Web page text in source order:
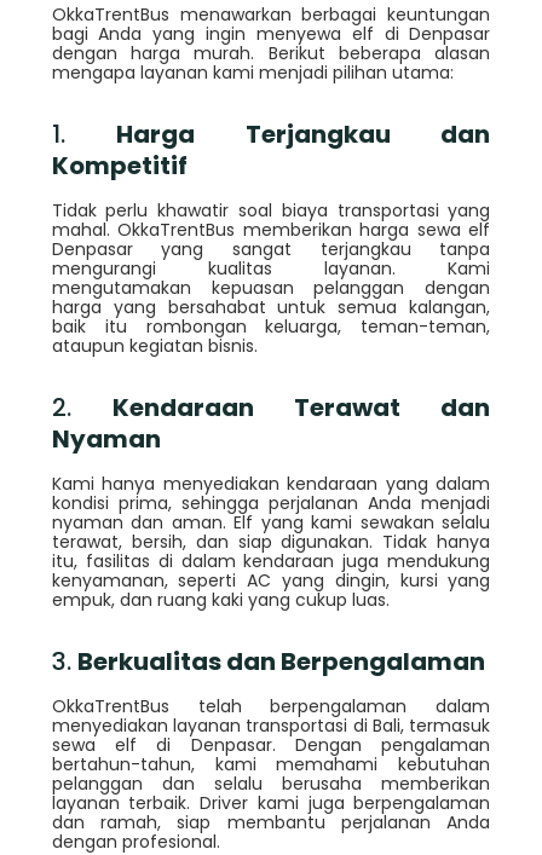
OkkaTrentBus menawarkan berbagai keuntungan
bagi Anda yang ingin menyewa elf di Denpasar
dengan harga murah. Berikut beberapa alasan
mengapa layanan kami menjadi pilihan utama:
1. Harga Terjangkau dan
Kompetitif
Tidak perlu khawatir soal biaya transportasi yang
mahal. OkkaTrentBus memberikan harga sewa elf
Denpasar yang sangat terjangkau tanpa
mengurangi kualitas layanan. Kami
mengutamakan kepuasan pelanggan dengan
harga yang bersahabat untuk semua kalangan,
baik itu rombongan keluarga, teman-teman,
ataupun kegiatan bisnis.
2. Kendaraan Terawat dan
Nyaman
Kami hanya menyediakan kendaraan yang dalam
kondisi prima, sehingga perjalanan Anda menjadi
nyaman dan aman. Elf yang kami sewakan selalu
terawat, bersih, dan siap digunakan. Tidak hanya
itu, fasilitas di dalam kendaraan juga mendukung
kenyamanan, seperti AC yang dingin, kursi yang
empuk, dan ruang kaki yang cukup luas.
3. Berkualitas dan Berpengalaman
OkkaTrentBus telah berpengalaman dalam
menyediakan layanan transportasi di Bali, termasuk
sewa elf di Denpasar. Dengan pengalaman
bertahun-tahun, kami memahami kebutuhan
pelanggan dan selalu berusaha memberikan
layanan terbaik. Driver kami juga berpengalaman
dan ramah, siap membantu perjalanan Anda
dengan profesional.